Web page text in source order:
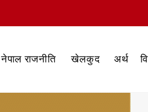
नेपाल राजनीति खेलकुद अर्थ